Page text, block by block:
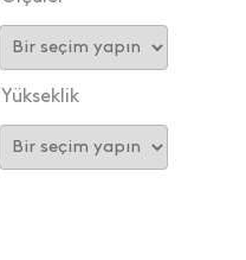
Yükseklik